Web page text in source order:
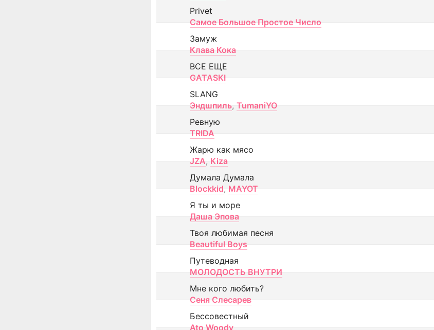
Privet
Самое Большое Простое Число
Замуж
Клава Кока
ВСЕ ЕЩЕ
GATASKI
SLANG
Эндшпиль, TumaniYO
Ревную
TRIDA
Жарю как мясо
JZA, Kiza
Думала Думала
Blockkid, MAYOT
Я ты и море
Даша Эпова
Твоя любимая песня
Beautiful Boys
Путеводная
МОЛОДОСТЬ ВНУТРИ
Мне кого любить?
Сеня Слесарев
Бессовестный
Ato Woody